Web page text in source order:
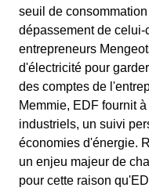
seuil de
dépassement de celui-
entrepreneurs
d'électricité pour
des comptes de
Memmie, EDF fournit
industriels, un suivi
économies d'énergie.
un enjeu majeur de
pour cette raison